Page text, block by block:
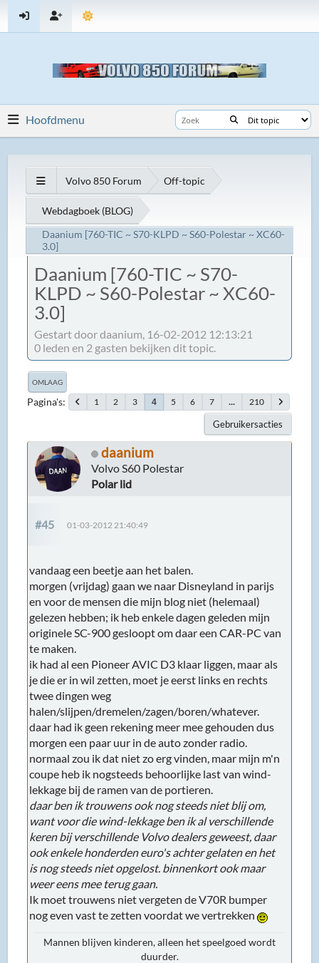
Hoofdmenu
Volvo 850 Forum Off-topic
Webdagboek (BLOG)
Daanium [760-TIC ~ S70-KLPD ~ S60-Polestar ~ XC60-
3.0]
Daanium [760-TIC ~ S70-
KLPD ~ S60-Polestar ~ XC60-
3.0]
Gestart door daanium, 16-02-2012 12:13:21
0 leden en 2 gasten bekijken dit topic.
OMLAAG
Pagina's 1 2 3 4 5 6 7 ... 210
Gebruikersacties
daanium
Volvo S60 Polestar
Polar lid
#45 01-03-2012 21:40:49
vandaag een beetje aan het balen.
morgen (vrijdag) gaan we naar Disneyland in parijs
en voor de mensen die mijn blog niet (helemaal)
gelezen hebben; ik heb enkele dagen geleden mijn
originele SC-900 gesloopt om daar een CAR-PC van
te maken.
ik had al een Pioneer AVIC D3 klaar liggen, maar als
je die er in wil zetten, moet je eerst links en rechts
twee dingen weg
halen/slijpen/dremelen/zagen/boren/whatever.
daar had ik geen rekening meer mee gehouden dus
morgen een paar uur in de auto zonder radio.
normaal zou ik dat niet zo erg vinden, maar mijn m'n
coupe heb ik nogsteeds behoorlijke last van wind-
lekkage bij de ramen van de portieren.
daar ben ik trouwens ook nog steeds niet blij om,
want voor die wind-lekkage ben ik al verschillende
keren bij verschillende Volvo dealers geweest, daar
ook enkele honderden euro's achter gelaten en het
is nog steeds niet opgelost. binnenkort ook maar
weer eens mee terug gaan.
Ik moet trouwens niet vergeten de V70R bumper
nog even vast te zetten voordat we vertrekken
Mannen blijven kinderen, alleen het speelgoed wordt
duurder.